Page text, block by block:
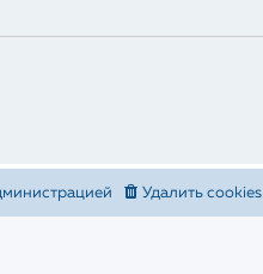
Удалить cookies